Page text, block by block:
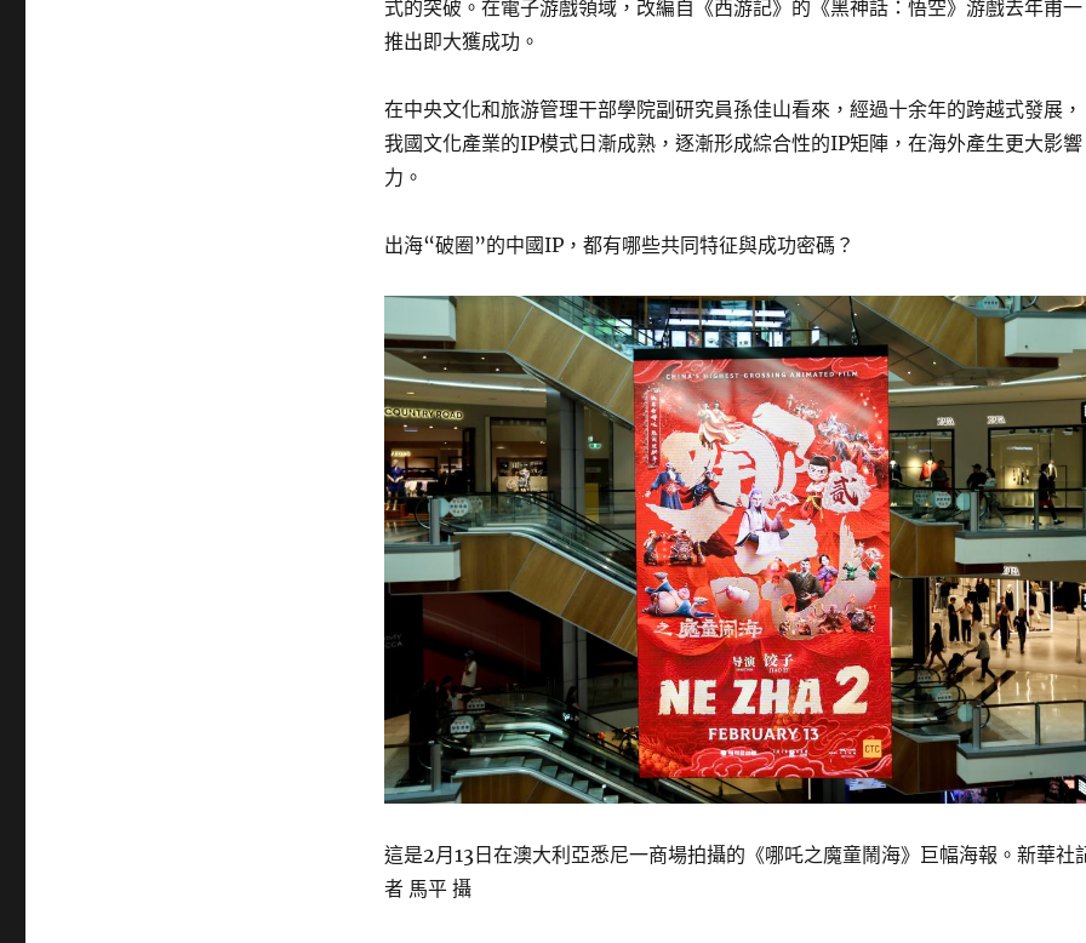
式的突破。在電子游戲領域，改編自《西游記》的《黑神話：悟空》游戲去年甫一
推出即大獲成功。
在中央文化和旅游管理干部學院副研究員孫佳山看來，經過十余年的跨越式發展，
我國文化產業的IP模式日漸成熟，逐漸形成綜合性的IP矩陣，在海外產生更大影響
力。
出海“破圈”的中國IP，都有哪些共同特征與成功密碼？
這是2月13日在澳大利亞悉尼一商場拍攝的《哪吒之魔童鬧海》巨幅海報。新華社
者 馬平 攝